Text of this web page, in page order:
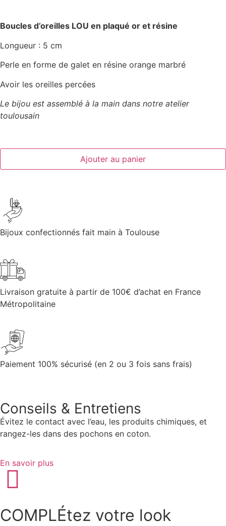
Boucles d’oreilles LOU en plaqué or et résine
Longueur : 5 cm
Perle en forme de galet en résine orange marbré
Avoir les oreilles percées
Le bijou est assemblé à la main dans notre atelier
toulousain
Ajouter au panier
Bijoux confectionnés fait main à Toulouse
Livraison gratuite à partir de 100€ d’achat en France
Métropolitaine
Paiement 100% sécurisé (en 2 ou 3 fois sans frais)
Conseils & Entretiens
Évitez le contact avec l’eau, les produits chimiques, et
rangez-les dans des pochons en coton.
En savoir plus
COMPLÉtez votre look